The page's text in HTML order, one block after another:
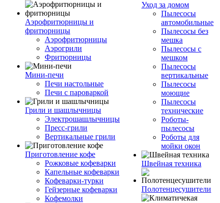
Аэрофритюрницы и
фритюрницы
Аэрофритюрницы
Аэрогрили
Фритюрницы
Мини-печи
Печи настольные
Печи с пароваркой
Грили и шашлычницы
Электрошашлычницы
Пресс-грили
Вертикальные грили
Приготовление кофе
Рожковые кофеварки
Капельные кофеварки
Кофеварки-турки
Гейзерные кофеварки
Кофемолки
Уход за домом
Пылесосы
автомобильные
Пылесосы без
мешка
Пылесосы с
мешком
Пылесосы
вертикальные
Пылесосы
моющие
Пылесосы
технические
Роботы-
пылесосы
Роботы для
мойки окон
Швейная техника
Полотенцесушители